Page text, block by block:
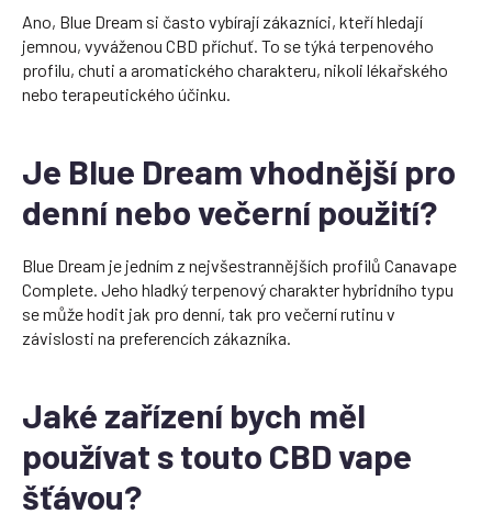
Ano, Blue Dream si často vybírají zákazníci, kteří hledají
jemnou, vyváženou CBD příchuť. To se týká terpenového
profilu, chuti a aromatického charakteru, nikoli lékařského
nebo terapeutického účinku.
Je Blue Dream vhodnější pro
denní nebo večerní použití?
Blue Dream je jedním z nejvšestrannějších profilů Canavape
Complete. Jeho hladký terpenový charakter hybridního typu
se může hodit jak pro denní, tak pro večerní rutinu v
závislosti na preferencích zákazníka.
Jaké zařízení bych měl
používat s touto CBD vape
šťávou?